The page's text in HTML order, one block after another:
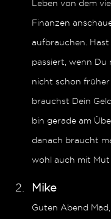
Leben von dem
Finanzen
aufbrauchen.
passiert, wenn
nicht schon
brauchst Dein
bin gerade am
danach braucht
wohl auch mit
Mike
Guten Abend Mad,